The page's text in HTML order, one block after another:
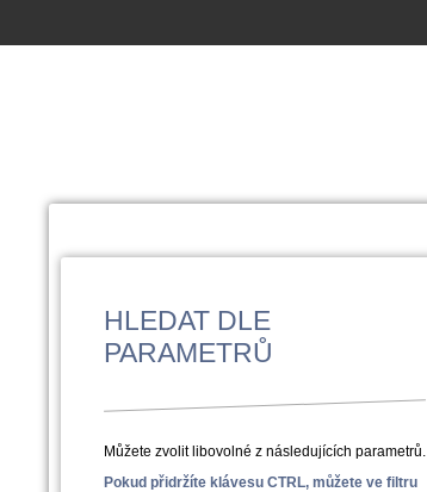
HLEDAT DLE
PARAMETRŮ
Můžete zvolit libovolné z následujících parametrů.
Pokud přidržíte klávesu CTRL, můžete ve filtru